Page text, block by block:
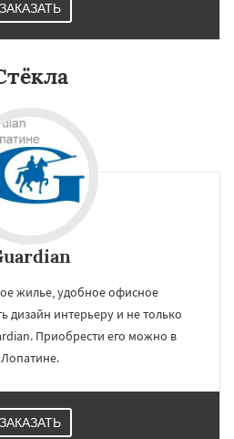
Менделеевск
Хорлово
ЗАКАЗАТЬ
жилье, удобное офисное
дизайн интерьеру и не только
Приобрести его можно в
Лопатине.
ЗАКАЗАТЬ